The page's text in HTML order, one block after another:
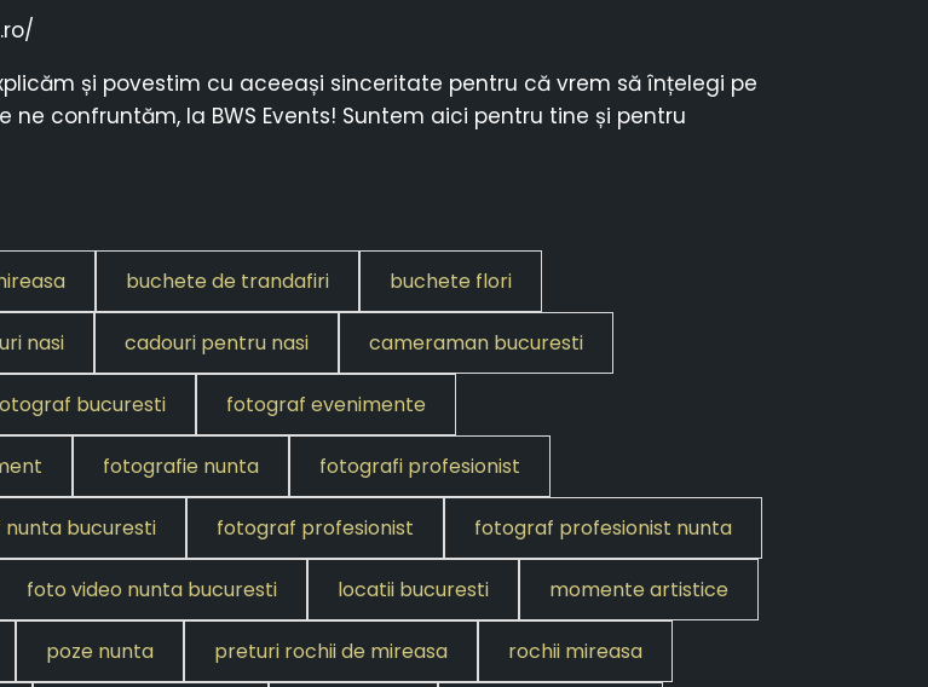
și povestim cu aceeași sinceritate pentru că vrem să înțelegi pe
confruntăm, la BWS Events! Suntem aici pentru tine și pentru
buchete de trandafiri buchete flori
nasi cadouri pentru nasi cameraman bucuresti
bucuresti fotograf evenimente
fotografie nunta fotografi profesionist
bucuresti fotograf profesionist fotograf profesionist nunta
foto video nunta bucuresti locatii bucuresti momente artistice
poze nunta preturi rochii de mireasa rochii mireasa